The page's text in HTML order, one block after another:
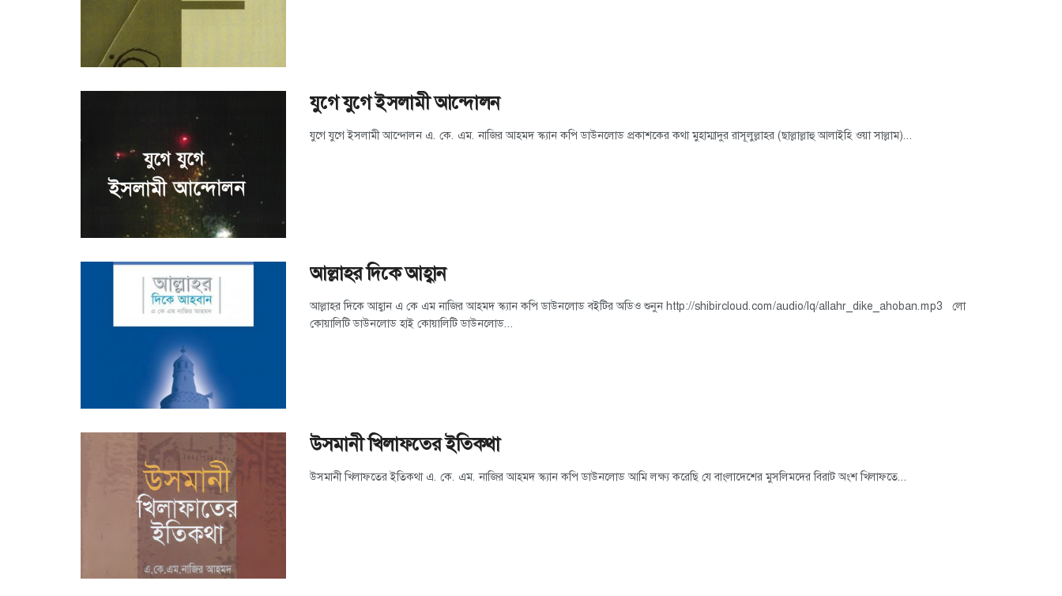
যুগে যুগে ইসলামী আন্দোলন
যুগে যুগে ইসলামী আন্দোলন এ. কে. এম. নাজির আহমদ স্ক্যান কপি ডাউনলোড প্রকাশকের কথা মুহাম্মাদুর রাসূলুল্লাহর (ছাল্লাল্লাহু আলাইহি ওয়া সাল্লাম)...
আল্লাহর দিকে আহ্বান
আল্লাহর দিকে আহ্বান এ কে এম নাজির আহমদ স্ক্যান কপি ডাউনলোড বইটির অডিও শুনুন http://shibircloud.com/audio/lq/allahr_dike_ahoban.mp3 লো
কোয়ালিটি ডাউনলোড হাই কোয়ালিটি ডাউনলোড...
উসমানী খিলাফতের ইতিকথা
উসমানী খিলাফতের ইতিকথা এ. কে. এম. নাজির আহমদ স্ক্যান কপি ডাউনলোড আমি লক্ষ্য করেছি যে বাংলাদেশের মুসলিমদের বিরাট অংশ খিলাফতে...